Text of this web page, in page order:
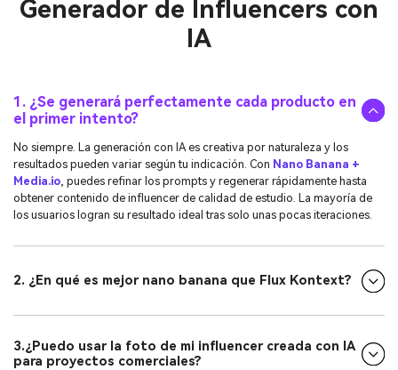
Generador de Influencers con
IA
1. ¿Se generará perfectamente cada producto en
el primer intento?
No siempre. La generación con IA es creativa por naturaleza y los
resultados pueden variar según tu indicación. Con Nano Banana +
Media.io , puedes refinar los prompts y regenerar rápidamente hasta
obtener contenido de influencer de calidad de estudio. La mayoría de
los usuarios logran su resultado ideal tras solo unas pocas iteraciones.
2. ¿En qué es mejor nano banana que Flux Kontext?
3.¿Puedo usar la foto de mi influencer creada con IA
para proyectos comerciales?